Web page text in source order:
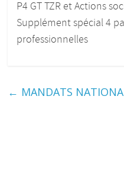
P4 GT TZR et Actions
Supplément spécial 4
professionnelles
← MANDATS